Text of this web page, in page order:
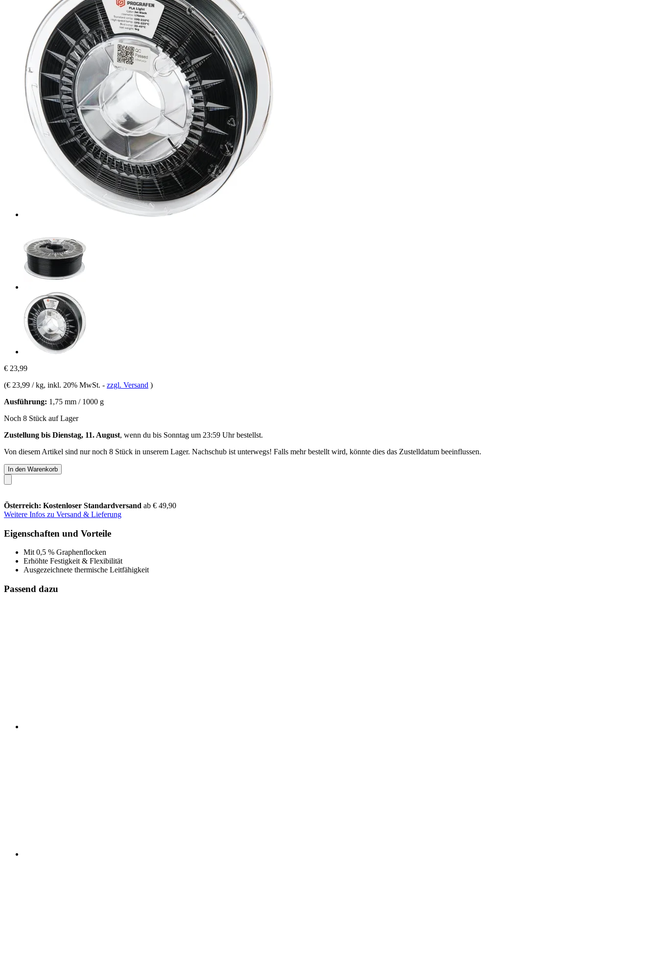
€ 23,99
(€ 23,99 / kg, inkl. 20% MwSt. - zzgl. Versand )
Ausführung: 1,75 mm / 1000 g
Noch 8 Stück auf Lager
Zustellung bis Dienstag, 11. August, wenn du bis Sonntag um 23:59 Uhrbestellst.
Von diesem Artikel sind nur noch 8 Stück in unserem Lager. Nachschub ist unterwegs! Falls mehr bestellt wird, könnte dies das Zustelldatum beeinflussen.
In den Warenkorb
Österreich: Kostenloser Standardversand ab € 49,90
Weitere Infos zu Versand & Lieferung
Eigenschaften und Vorteile
Mit 0,5 % Graphenflocken
Erhöhte Festigkeit & Flexibilität
Ausgezeichnete thermische Leitfähigkeit
Passend dazu